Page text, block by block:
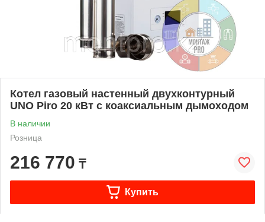
Котел газовый настенный двухконтурный
UNO Piro 20 кВт с коаксиальным дымоходом
В наличии
Розница
216 770 ₸
Купить